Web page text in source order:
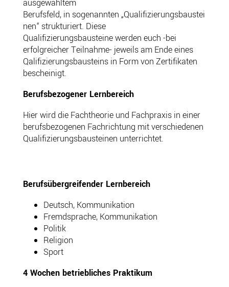
ausgewähltem
Berufsfeld, in sogenannten „Qualifizierungsbaustei
nen“ strukturiert. Diese
Qualifizierungsbausteine werden euch -bei
erfolgreicher Teilnahme- jeweils am Ende eines
Qalifizierungsbausteins in Form von Zertifikaten
bescheinigt.
Berufsbezogener Lernbereich
Hier wird die Fachtheorie und Fachpraxis in einer
berufsbezogenen Fachrichtung mit verschiedenen
Qualifizierungsbausteinen unterrichtet.
Berufsübergreifender Lernbereich
Deutsch, Kommunikation
Fremdsprache, Kommunikation
Politik
Religion
Sport
4 Wochen betriebliches Praktikum